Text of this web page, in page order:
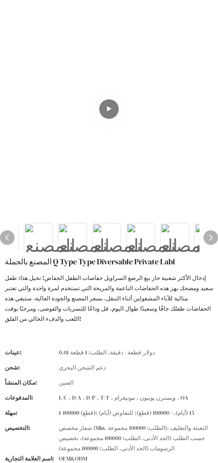
المصنع بالجملة Q Type Type Diversable Private Labl
إدخال الأكثر شعبية حار بيع الرضع السراويل حفاضات الطفل الحفاض! تخيل هذا: طفل
سعيد ومضحك يهز هذه الحفاضات الناعمة والمريحة التي تستخدم لمرة واحدة والتي تعتبر
مثالية للآباء المشغولين أثناء التنقل. بسعر المصنع والجودة العالية، ستبقي هذه
الحفاضات طفلك جافًا وسعيدًا طوال اليوم. قل وداعًا للتسربات والفوضى، ومرحبًا بوقت
اللعب والدفء الخالي من القلق!
عينات:
0.01 دولار/قطعة | دقيقة. الطلب: 1 قطعة
شحن:
دعم الشحن البحري
مكان المنشأ:
الصين
المدفوعات:
L/C ، D/A ، D/P ، T/T ، ويسترن يونيون ، مونيغرام ، OA
مهلة:
1-100000 (قطع): 15 (أيام)،> 100000 (قطع): للتفاوض (أيام)
التخصيص:
شعار مخصص (Min. الطلب: 100000 مجموعة)، التعبئة والتغليف
حسب الطلب (الحد الأدنى. الطلب: 100000 مجموعة)، تخصيص
الرسومات (الحد الأدنى. الطلب: 100000 مجموعة)
اسم العلامة التجارية:
OEM&ODM